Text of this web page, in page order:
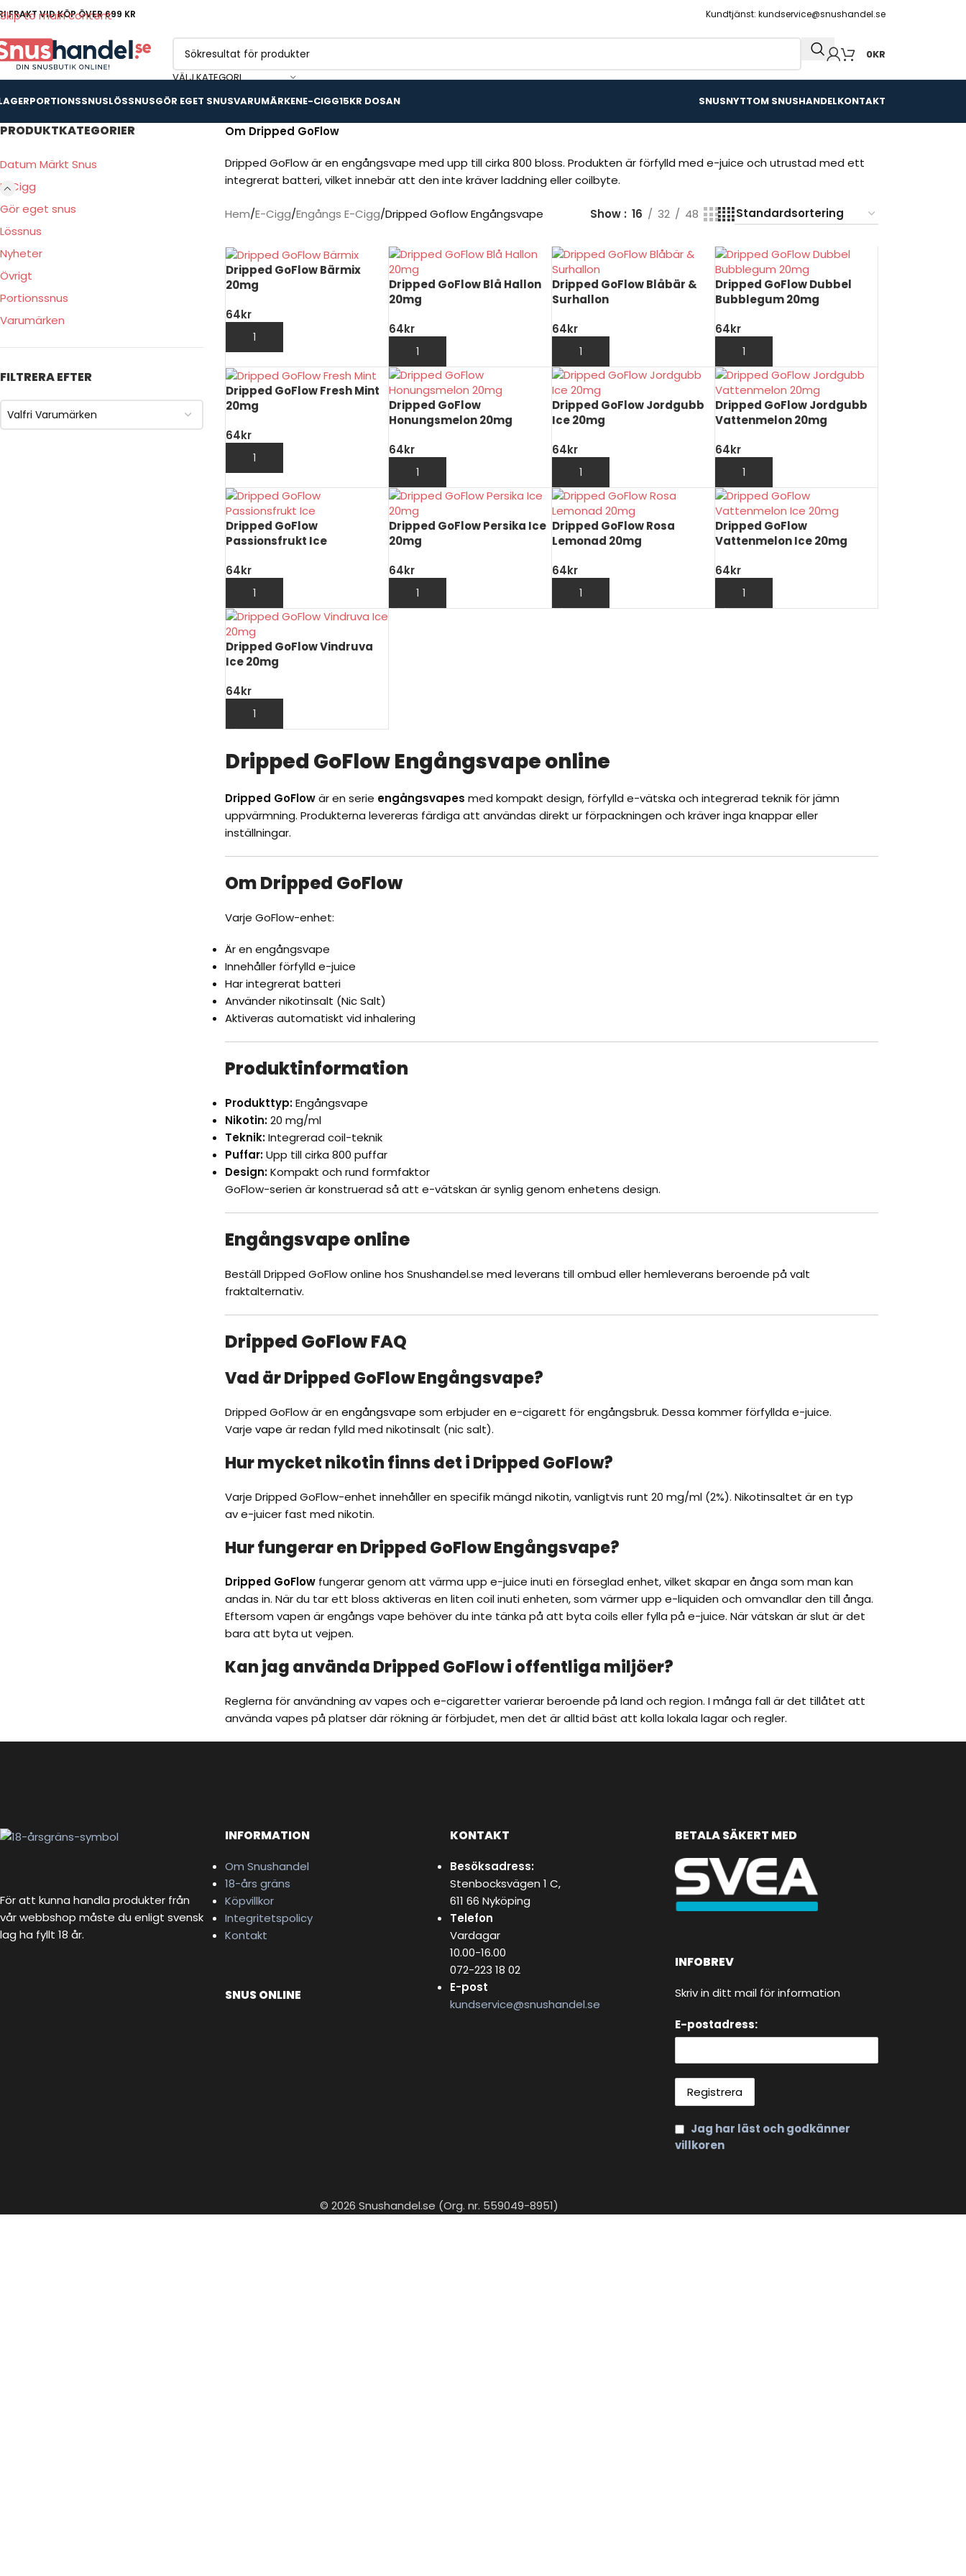
Skip to main content
FRAKT VID KÖP ÖVER 699 KR Kundtjänst: kundservice@snushandel.se
VÄLJ KATEGORI
0KR
PORTIONSSNUSLÖSSNUSGÖR EGET SNUSVARUMÄRKENE-CIGG15KR DOSAN SNUSNYTTOM SNUSHANDELKONTAKT
PRODUKTKATEGORIER
Datum Märkt Snus
E-Cigg
Gör eget snus
Lössnus
Nyheter
Övrigt
Portionssnus
Varumärken
FILTRERA EFTER
Valfri Varumärken
Om Dripped GoFlow
Dripped GoFlow är en engångsvape med upp till cirka 800 bloss. Produkten är förfylld med e-juice och utrustad med ett
integrerat batteri, vilket innebär att den inte kräver laddning eller coilbyte.
Hem E-Cigg Engångs E-Cigg Dripped Goflow Engångsvape Show 16 32 48
Dripped GoFlow Bärmix
20mg
64kr
LÄGG TILL I VARUKORG
Dripped GoFlow Blå Hallon
20mg
64kr
LÄGG TILL I VARUKORG
Dripped GoFlow Blåbär &
Surhallon
64kr
LÄGG TILL I VARUKORG
Dripped GoFlow Dubbel
Bubblegum 20mg
64kr
LÄGG TILL I VARUKORG
Dripped GoFlow Fresh Mint
20mg
64kr
LÄGG TILL I VARUKORG
Dripped GoFlow
Honungsmelon 20mg
64kr
LÄGG TILL I VARUKORG
Dripped GoFlow Jordgubb
Ice 20mg
64kr
LÄGG TILL I VARUKORG
Dripped GoFlow Jordgubb
Vattenmelon 20mg
64kr
LÄGG TILL I VARUKORG
Dripped GoFlow
Passionsfrukt Ice
64kr
LÄGG TILL I VARUKORG
Dripped GoFlow Persika Ice
20mg
64kr
LÄGG TILL I VARUKORG
Dripped GoFlow Rosa
Lemonad 20mg
64kr
LÄGG TILL I VARUKORG
Dripped GoFlow
Vattenmelon Ice 20mg
64kr
LÄGG TILL I VARUKORG
Dripped GoFlow Vindruva
Ice 20mg
64kr
LÄGG TILL I VARUKORG
Dripped GoFlow Engångsvape online
Dripped GoFlowär en serie engångsvapes med kompakt design, förfylld e-vätska och integrerad teknik för jämn
uppvärmning. Produkterna levereras färdiga att användas direkt ur förpackningen och kräver inga knappar eller
inställningar.
OmDripped GoFlow
Varje GoFlow-enhet:
Är en engångsvape
Innehåller förfylld e-juice
Har integrerat batteri
Använder nikotinsalt (Nic Salt)
Aktiveras automatiskt vid inhalering
Produktinformation
Produkttyp:Engångsvape
Nikotin:20 mg/ml
Teknik:Integrerad coil-teknik
Puffar:Upp till cirka 800 puffar
Design:Kompakt och rund formfaktor
GoFlow-serien är konstruerad så att e-vätskan är synlig genom enhetens design.
Engångsvape online
BeställDripped GoFlow online hos Snushandel.se med leverans till ombud eller hemleverans beroende på valt
fraktalternativ.
Dripped GoFlow FAQ
Vad är Dripped GoFlow Engångsvape?
Dripped GoFlow är en engångsvape som erbjuder en e-cigarett för engångsbruk. Dessa kommer förfyllda e-juice.
Varje vape är redan fylld med nikotinsalt (nic salt).
Hur mycket nikotin finns det i Dripped GoFlow?
Varje Dripped GoFlow-enhet innehåller en specifik mängd nikotin, vanligtvis runt 20 mg/ml (2%). Nikotinsaltet är en typ
av e-juicer fast med nikotin.
Hur fungerar en Dripped GoFlow Engångsvape?
Dripped GoFlowfungerar genom att värma upp e-juice inuti en förseglad enhet, vilket skapar en ånga som man kan
andas in. När du tar ett bloss aktiveras en liten coil inuti enheten, som värmer upp e-liquiden och omvandlar den till ånga.
Eftersom vapen är engångs vape behöver du inte tänka på att byta coils eller fylla på e-juice. När vätskan är slut är det
bara att byta ut vejpen.
Kan jag använda Dripped GoFlow i offentliga miljöer?
Reglerna för användning av vapes och e-cigaretter varierar beroende på land och region. I många fall är det tillåtet att
använda vapes på platser där rökning är förbjudet, men det är alltid bäst att kolla lokala lagar och regler.
För att kunna handla produkter från
vår webbshop måste du enligt svensk
lag ha fyllt 18 år.
INFORMATION
Om Snushandel
18-års gräns
Köpvillkor
Integritetspolicy
Kontakt
SNUS ONLINE
KONTAKT
Besöksadress:
Stenbocksvägen 1 C,
611 66 Nyköping
Telefon
Vardagar
10.00-16.00
072-223 18 02
E-post
kundservice@snushandel.se
BETALA SÄKERT MED
INFOBREV
Skriv in ditt mail för information
E-postadress:
Jag har läst och godkänner
villkoren
© 2026 Snushandel.se (Org. nr. 559049-8951)